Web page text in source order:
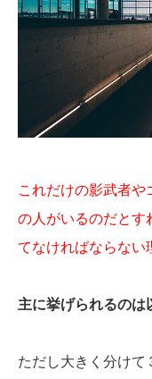
これだけの影武者や
の人がいるのだとす
てなければならない
主に挙げられるのは
ただし大きく分けて